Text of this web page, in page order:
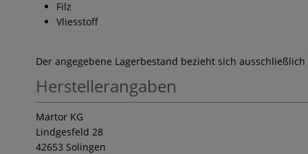
Filz
Vliesstoff
Der angegebene Lagerbestand bezieht sich
Herstellerangaben
Martor KG
Lindgesfeld 28
42653 Solingen